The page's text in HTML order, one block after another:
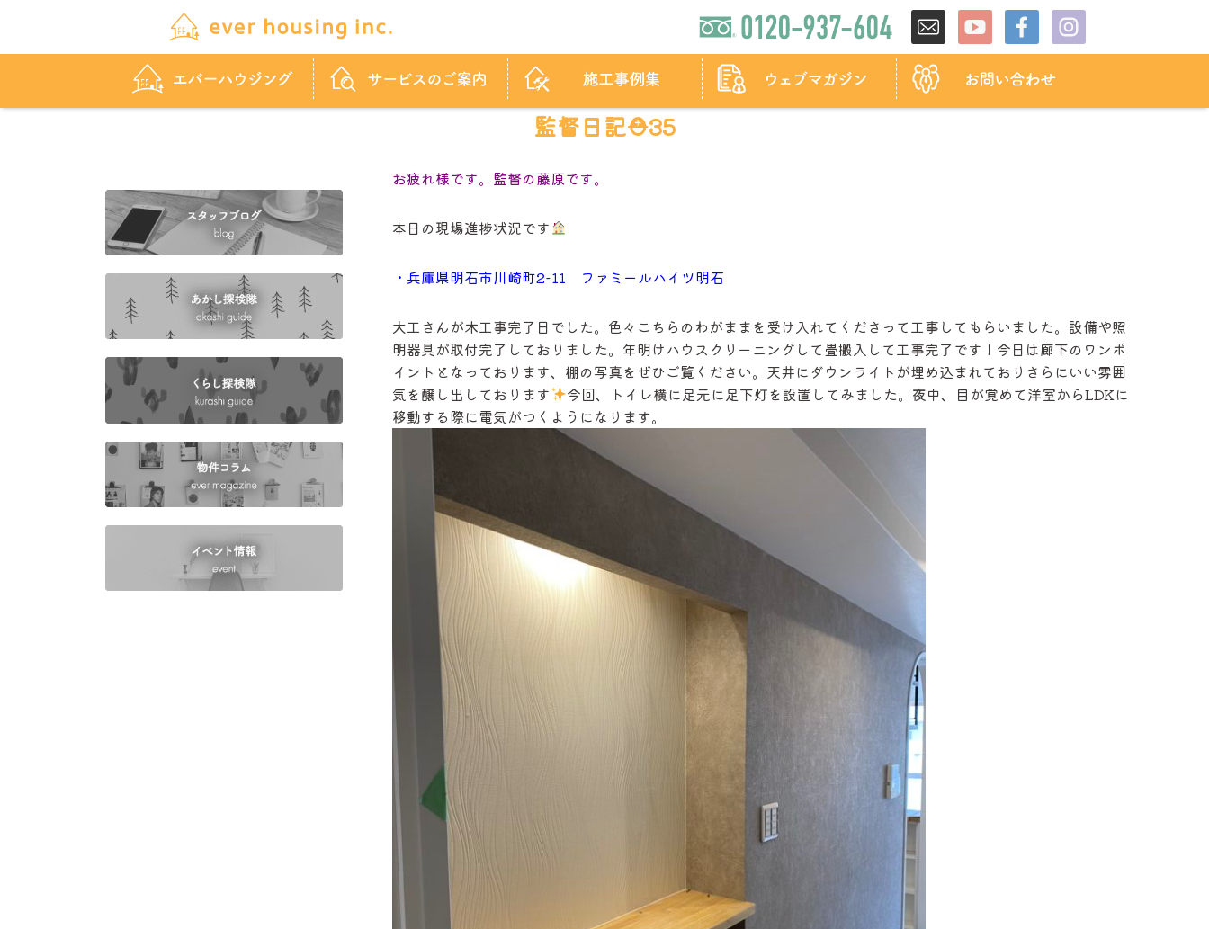
監督日記⛑35
お疲れ様です。監督の藤原です。
本日の現場進捗状況です
・兵庫県明石市川崎町2-11 ファミールハイツ明石
大工さんが木工事完了日でした。色々こちらのわがままを受け入れてくださって工事してもらいました。設備や照
明器具が取付完了しておりました。年明けハウスクリーニングして畳搬入して工事完了です！今日は廊下のワンポ
イントとなっております、棚の写真をぜひご覧ください。天井にダウンライトが埋め込まれておりさらにいい雰囲
気を醸し出しております
今回、トイレ横に足元に足下灯を設置してみました。夜中、目が覚めて洋室からLDKに
移動する際に電気がつくようになります。